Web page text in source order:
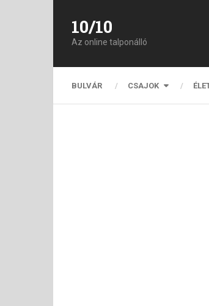
10/10
Az online talponálló
BULVÁR CSAJOK